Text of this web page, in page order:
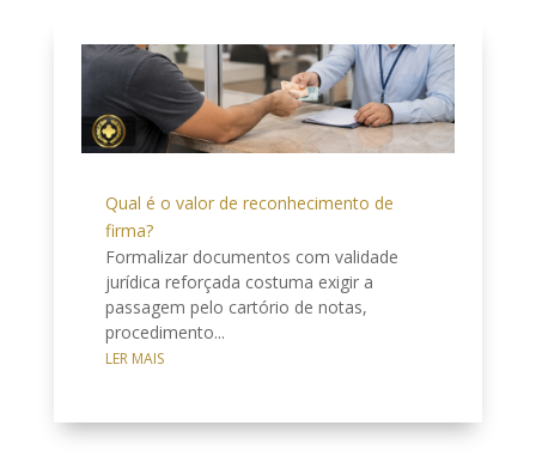
Qual é o valor de reconhecimento de
firma?
Formalizar documentos com validade
jurídica reforçada costuma exigir a
passagem pelo cartório de notas,
procedimento...
LER MAIS